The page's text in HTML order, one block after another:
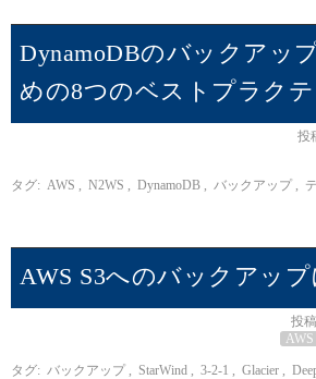
DynamoDBのバックアッ
めの8つのベストプラク
投
タグ: AWS N2WS DynamoDB バックアップ
AWS S3へのバックアッ
投
AWS
タグ: バックアップ StarWind 3-2-1 Glacier